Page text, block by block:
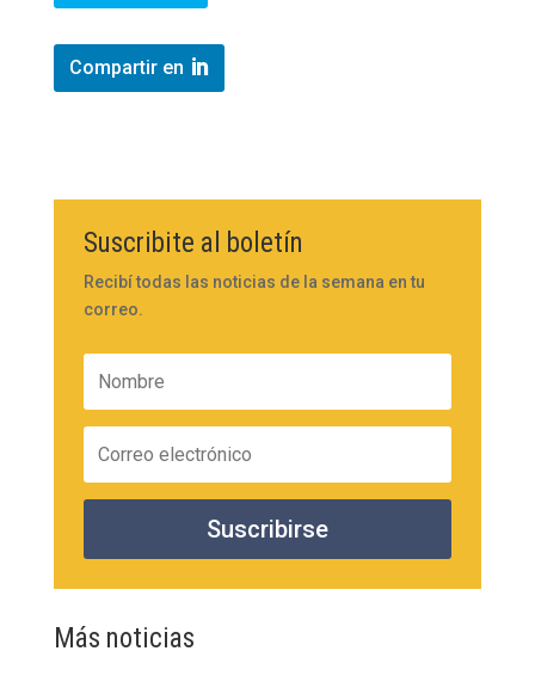
Compartir en
Suscribite al boletín
Recibí todas las noticias de la semana en tu
correo.
Suscribirse
Más noticias